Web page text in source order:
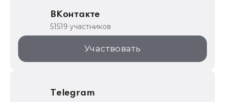
1С:Торговая площадка
ВКонтакте
51519 участников
Участвовать
Telegram